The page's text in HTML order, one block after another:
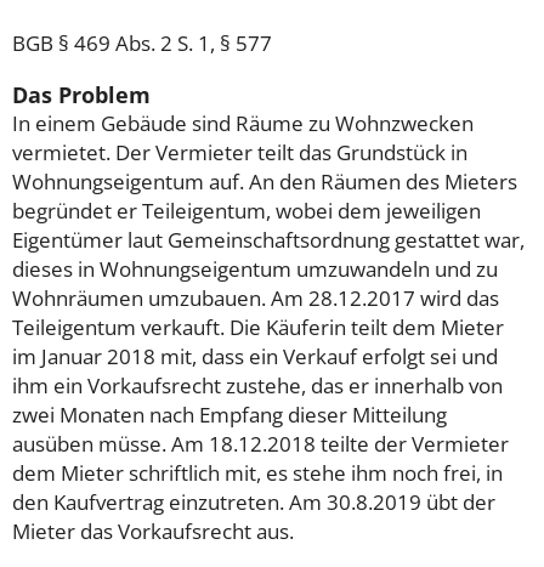
BGB § 469 Abs. 2 S. 1, § 577
Das Problem
In einem Gebäude sind Räume zu Wohnzwecken
vermietet. Der Vermieter teilt das Grundstück in
Wohnungseigentum auf. An den Räumen des Mieters
begründet er Teileigentum, wobei dem jeweiligen
Eigentümer laut Gemeinschaftsordnung gestattet war,
dieses in Wohnungseigentum umzuwandeln und zu
Wohnräumen umzubauen. Am 28.12.2017 wird das
Teileigentum verkauft. Die Käuferin teilt dem Mieter
im Januar 2018 mit, dass ein Verkauf erfolgt sei und
ihm ein Vorkaufsrecht zustehe, das er innerhalb von
zwei Monaten nach Empfang dieser Mitteilung
ausüben müsse. Am 18.12.2018 teilte der Vermieter
dem Mieter schriftlich mit, es stehe ihm noch frei, in
den Kaufvertrag einzutreten. Am 30.8.2019 übt der
Mieter das Vorkaufsrecht aus.